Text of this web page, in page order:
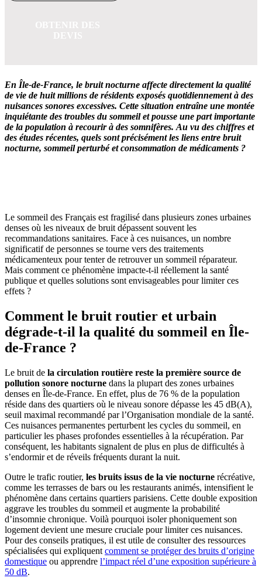
En Île-de-France, le bruit nocturne affecte directement la qualité
de vie de huit millions de résidents exposés quotidiennement à des
nuisances sonores excessives. Cette situation entraîne une montée
inquiétante des troubles du sommeil et pousse une part importante
de la population à recourir à des somnifères. Au vu des chiffres et
des études récentes, quels sont précisément les liens entre bruit
nocturne, sommeil perturbé et consommation de médicaments ?
Le sommeil des Français est fragilisé dans plusieurs zones urbaines
denses où les niveaux de bruit dépassent souvent les
recommandations sanitaires. Face à ces nuisances, un nombre
significatif de personnes se tourne vers des traitements
médicamenteux pour tenter de retrouver un sommeil réparateur.
Mais comment ce phénomène impacte-t-il réellement la santé
publique et quelles solutions sont envisageables pour limiter ces
effets ?
Comment le bruit routier et urbain
dégrade-t-il la qualité du sommeil en Île-
de-France ?
Le bruit de la circulation routière reste la première source de
pollution sonore nocturne dans la plupart des zones urbaines
denses en Île-de-France. En effet, plus de 76 % de la population
réside dans des quartiers où le niveau sonore dépasse les 45 dB(A),
seuil maximal recommandé par l’Organisation mondiale de la santé.
Ces nuisances permanentes perturbent les cycles du sommeil, en
particulier les phases profondes essentielles à la récupération. Par
conséquent, les habitants signalent de plus en plus de difficultés à
s’endormir et de réveils fréquents durant la nuit.
Outre le trafic routier, les bruits issus de la vie nocturne récréative,
comme les terrasses de bars ou les restaurants animés, intensifient le
phénomène dans certains quartiers parisiens. Cette double exposition
aggrave les troubles du sommeil et augmente la probabilité
d’insomnie chronique. Voilà pourquoi isoler phoniquement son
logement devient une mesure cruciale pour limiter ces nuisances.
Pour des conseils pratiques, il est utile de consulter des ressources
spécialisées qui expliquent comment se protéger des bruits d’origine
domestique ou apprendre l’impact réel d’une exposition supérieure à
50 dB.